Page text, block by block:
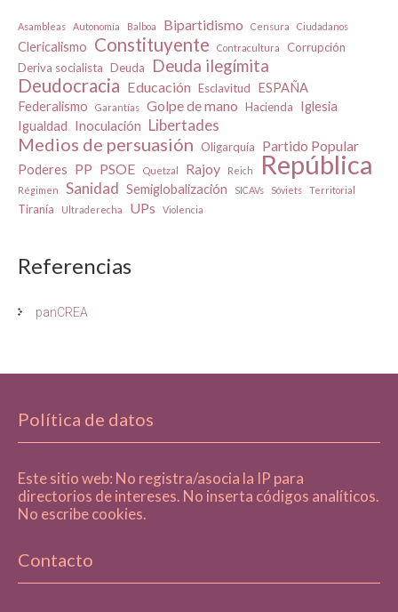
Asambleas Autonomía Balboa Bipartidismo Censura Ciudadanos
Clericalismo Constituyente Contracultura
Corrupción
Deriva socialista Deuda Deuda ilegímita
Deudocracia Educación Esclavitud
ESPAÑA
Federalismo
Garantías Golpe de mano Hacienda
Iglesia
Igualdad Inoculación Libertades
Medios de persuasión Oligarquía Partido Popular
Poderes PP PSOE Quetzal Rajoy Reich República
Régimen Sanidad Semiglobalización SICAVs Sóviets Territorial
Tiranía Ultraderecha UPs Violencia
Referencias
panCREA
Política de datos
Este sitio web: No registra/asocia la IP para
directorios de intereses. No inserta códigos analíticos.
No escribe cookies.
Contacto